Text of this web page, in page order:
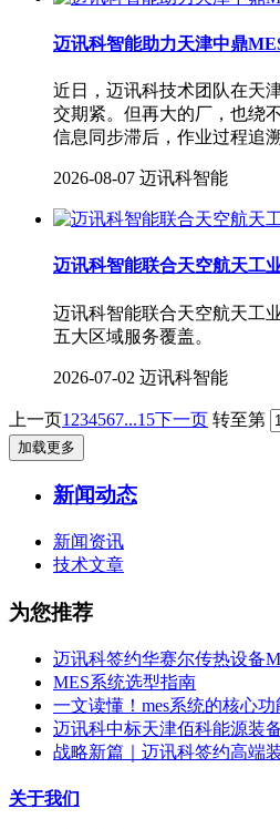
迈讯科智能助力天津中鼎
近日，迈讯科技术团队在天
交期紧。但再大的厂，也绕
信息同步滞后，作业过程追
2026-08-07 迈讯科智能
迈讯科智能联合天空航天工
迈讯科智能联合天空航天工
五大区域服务覆盖。
2026-07-02 迈讯科智能
上一页1 234567...15下一页 转至第
加载更多
新闻动态
新闻资讯
技术文章
为您推荐
迈讯科签约华赛尔传热设备
MES系统选型指南
一文读懂！mes系统的核心功
迈讯科中标天津佰科能源装
战略新篇｜迈讯科签约高端
关于我们